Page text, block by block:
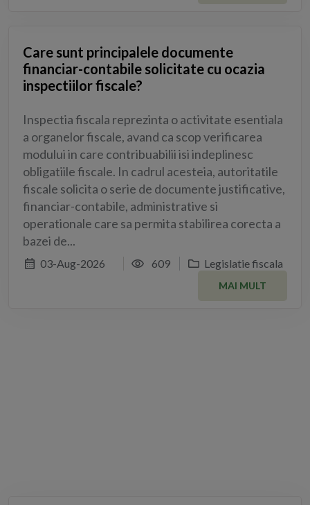
Care sunt principalele documente
financiar-contabile solicitate cu ocazia
inspectiilor fiscale?
Inspectia fiscala reprezinta o activitate esentiala
a organelor fiscale, avand ca scop verificarea
modului in care contribuabilii isi indeplinesc
obligatiile fiscale. In cadrul acesteia, autoritatile
fiscale solicita o serie de documente justificative,
financiar-contabile, administrative si
operationale care sa permita stabilirea corecta a
bazei de...
03-Aug-2026 609 Legislatie fiscala
MAI MULT